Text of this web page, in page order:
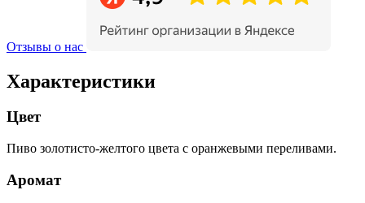
Отзывы о нас
Характеристики
Цвет
Пиво золотисто-желтого цвета с оранжевыми переливами.
Аромат